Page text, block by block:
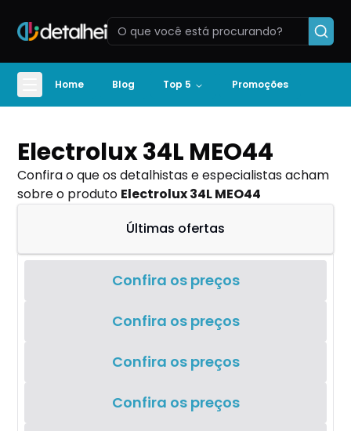
Home Blog Top 5 Promoções
Electrolux 34L MEO44
Confira o que os detalhistas e especialistas acham
sobre o produto Electrolux 34L MEO44
Últimas ofertas
Confira os preços
Confira os preços
Confira os preços
Confira os preços